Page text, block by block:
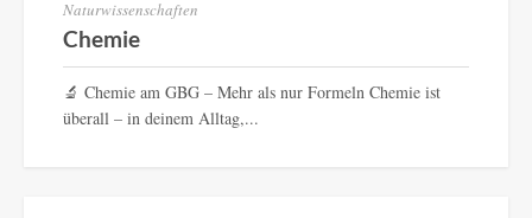
Naturwissenschaften
Chemie
🔬 Chemie am GBG – Mehr als nur Formeln Chemie ist
überall – in deinem Alltag,...